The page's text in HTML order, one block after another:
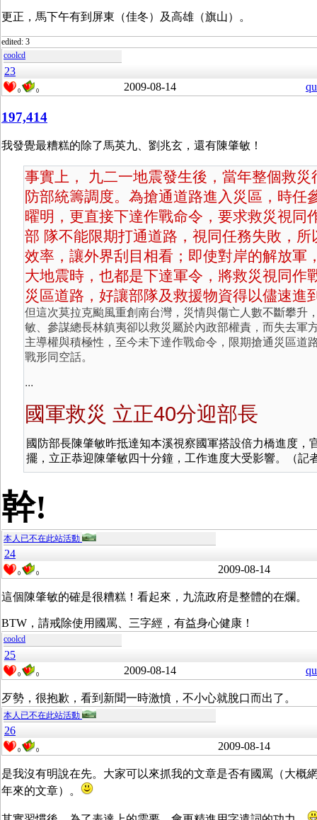
更正，馬下午有到屏東（佳冬）及高雄（旗山）。
edited: 3
coolcd
23
0 0 2009-08-14
197,414
我發覺最糟糕的除了馬英九、劉兆玄，還有陳肇敏！
事實上， 九二一地震發生後，當年整個救災
防部統籌調度。為搶通道路進入災區，時任
曜明，更直接下達作戰命令，要求救災視同
部 隊不能限期打通道路，視同任務失敗，所
效率，讓外界刮目相看；即使對岸的解放軍
大地震時，也都是下達軍令，將救災視同作
災區道路，好讓部隊及救援物資得以儘速進
但這次莫拉克颱風重創南台灣，災情與傷亡人數不斷攀升
敏、參謀總長林鎮夷卻以救災屬於內政部權責，而失去軍
主導權與積極性，至今未下達作戰命令，限期搶通災區道
戰形同空話。
...
國軍救災 立正40分迎部長
國防部長陳肇敏昨抵達知本溪視察國軍搭設倍力橋進度，
擺，立正恭迎陳肇敏四十分鐘，工作進度大受影響。（記
幹!
本人已不在此站活動
24
0 0 2009-08-14
這個陳肇敏的確是很糟糕！看起來，九流政府是整體的在爛。
BTW，請戒除使用國罵、三字經，有益身心健康！
coolcd
25
0 0 2009-08-14
歹勢，很抱歉，看到新聞一時激憤，不小心就脫口而出了。
本人已不在此站活動
26
0 0 2009-08-14
是我沒有明說在先。大家可以來抓我的文章是否有國罵（大概
年來的文章）。